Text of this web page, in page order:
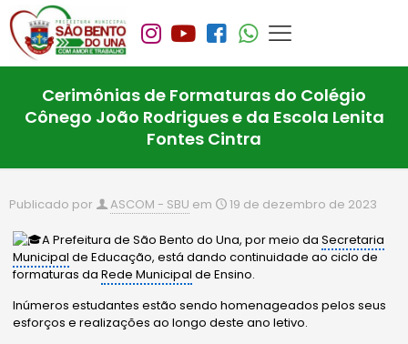
Cerimônias de Formaturas do Colégio
Cônego João Rodrigues e da Escola Lenita
Fontes Cintra
Publicado por ASCOM - SBU em 19 de dezembro de 2023
A Prefeitura de São Bento do Una, por meio daSecretaria
Municipal de Educação, está dando continuidade ao ciclo de
formaturas daRede Municipal de Ensino.
Inúmeros estudantes estão sendo homenageados pelos seus
esforços e realizações ao longo deste ano letivo.